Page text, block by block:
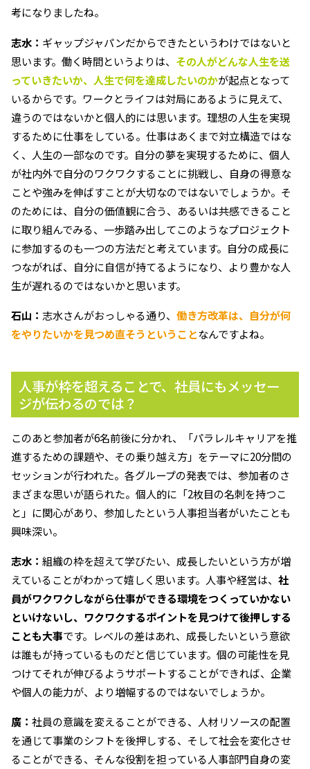
考になりましたね。
志水： ギャップジャパンだからできたというわけではないと
思います。働く時間というよりは、 その人がどんな人生を送
っていきたいか、人生で何を達成したいのかが起点となって
いるからです。ワークとライフは対局にあるように見えて、
違うのではないかと個人的には思います。理想の人生を実現
するために仕事をしている。仕事はあくまで対立構造ではな
く、人生の一部なのです。自分の夢を実現するために、個人
が社内外で自分のワクワクすることに挑戦し、自身の得意な
ことや強みを伸ばすことが大切なのではないでしょうか。そ
のためには、自分の価値観に合う、あるいは共感できること
に取り組んでみる、一歩踏み出してこのようなプロジェクト
に参加するのも一つの方法だと考えています。自分の成長に
つながれば、自分に自信が持てるようになり、より豊かな人
生が遅れるのではないかと思います。
石山：志水さんがおっしゃる通り、働き方改革は、自分が何
をやりたいかを見つめ直そうということなんですよね。
人事が枠を超えることで、社員にもメッセー
ジが伝わるのでは？
このあと参加者が6名前後に分かれ、「パラレルキャリアを推
進するための課題や、その乗り越え方」をテーマに20分間の
セッションが行われた。各グループの発表では、参加者のさ
まざまな思いが語られた。個人的に「2枚目の名刺を持つこ
と」に関心があり、参加したという人事担当者がいたことも
興味深い。
志水：組織の枠を超えて学びたい、成長したいという方が増
えていることがわかって嬉しく思います。人事や経営は、社
員がワクワクしながら仕事ができる環境をつくっていかない
といけないし、ワクワクするポイントを見つけて後押しする
ことも大事です。レベルの差はあれ、成長したいという意欲
は誰もが持っているものだと信じています。個の可能性を見
つけてそれが伸びるようサポートすることができれば、企業
や個人の能力が、より増幅するのではないでしょうか。
廣：社員の意識を変えることができる、人材リソースの配置
を通じて事業のシフトを後押しする、そして社会を変化させ
ることができる、そんな役割を担っている人事部門自身の変